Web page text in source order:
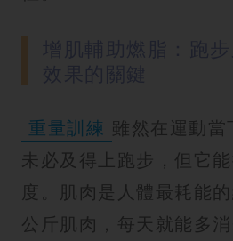
重量訓練 雖然在運動當
未必及得上跑步，但它
度。肌肉是人體最耗能
公斤肌肉，每天就能多